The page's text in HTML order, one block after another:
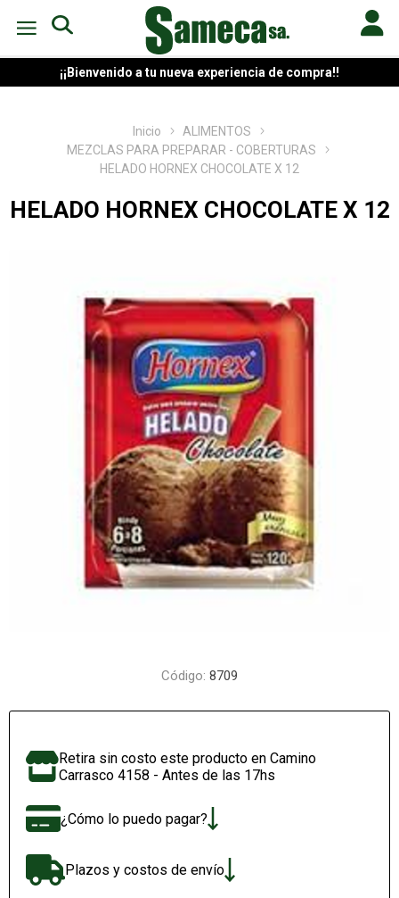
¡¡Bienvenido a tu nueva experiencia de compra!!
Inicio
ALIMENTOS
MEZCLAS PARA PREPARAR - COBERTURAS
HELADO HORNEX CHOCOLATE X 12
HELADO HORNEX CHOCOLATE X 12
Código: 8709
Retira sin costo este producto en Camino
Carrasco 4158 - Antes de las 17hs
¿Cómo lo puedo pagar?
Plazos y costos de envío